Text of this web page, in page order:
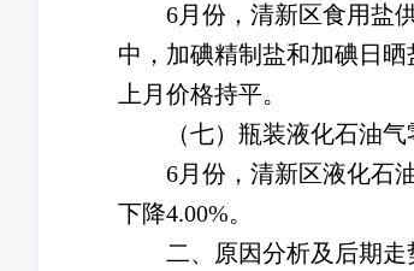
6月份，清新区食用盐供
中，加碘精制盐和加碘日
上月价格持平。
（七）瓶装液化石油气
6月份，清新区液化石油
下降4.00%。
二、原因分析及后期走